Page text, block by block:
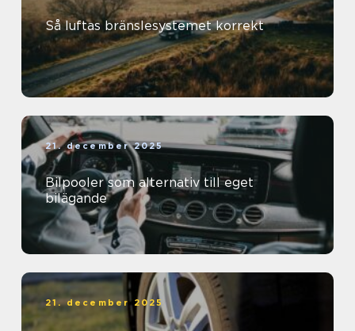
Så luftas bränslesystemet korrekt
21. december 2025
Bilpooler som alternativ till eget
bilägande
21. december 2025